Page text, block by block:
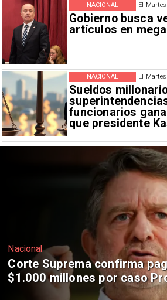
El
Gobierno busca
artículos en
NACIONAL
El
Sueldos
funcionarios
que presidente
NACIONAL
Nacional
Codelco suspende
Andes Norte en El Teniente
riesgos sísmicos